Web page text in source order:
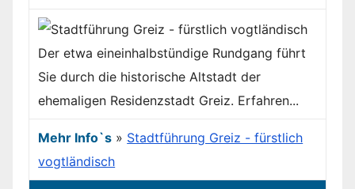
Der etwa eineinhalbstündige Rundgang führt
Sie durch die historische Altstadt der
ehemaligen Residenzstadt Greiz. Erfahren...
Mehr Info`s » Stadtführung Greiz - fürstlich
vogtländisch